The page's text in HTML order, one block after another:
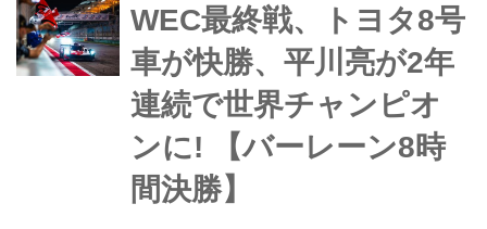
マック(舗装路)ステージを舞台に行わ
れる。第11戦ラリー・チリでトヨタが
3年連続となるマニュファクチャラー
ズ...
WEC最終戦、トヨタ8号
車が快勝、平川亮が2年
連続で世界チャンピオ
ンに! 【バーレーン8時
間決勝】